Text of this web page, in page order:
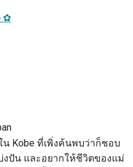
✿
น Kobe ที่เพิ่งค้นพบว่าก็ชอบ
งปัน และอยากให้ชีวิตของแม่